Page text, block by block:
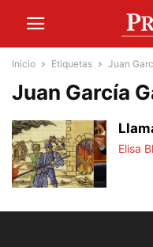
Inicio Etiquetas Juan
Juan García
Elisa